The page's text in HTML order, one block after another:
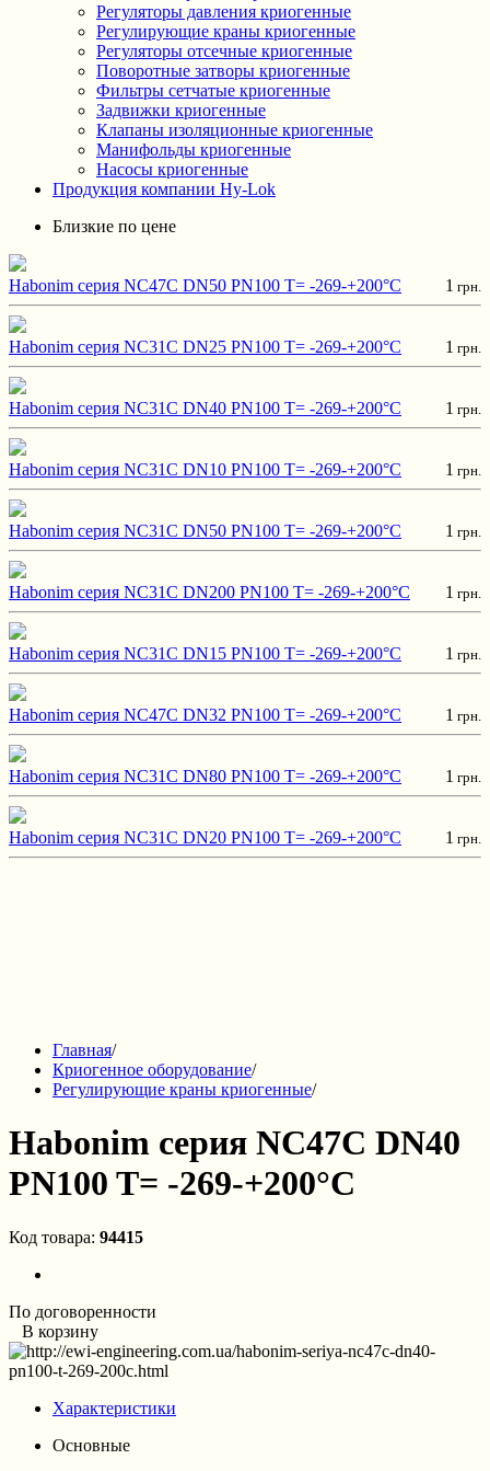
Регуляторы давления криогенные
Регулирующие краны криогенные
Регуляторы отсечные криогенные
Поворотные затворы криогенные
Фильтры сетчатые криогенные
Задвижки криогенные
Клапаны изоляционные криогенные
Манифольды криогенные
Насосы криогенные
Продукция компании Hy-Lok
Близкие по цене
Habonim серия NC47C DN50 PN100 T= -269-+200°C 1 грн.
Habonim серия NC31C DN25 PN100 T= -269-+200°C 1 грн.
Habonim серия NC31C DN40 PN100 T= -269-+200°C 1 грн.
Habonim серия NC31C DN10 PN100 T= -269-+200°C 1 грн.
Habonim серия NC31C DN50 PN100 T= -269-+200°C 1 грн.
Habonim серия NC31C DN200 PN100 T= -269-+200°C 1 грн.
Habonim серия NC31C DN15 PN100 T= -269-+200°C 1 грн.
Habonim серия NC47C DN32 PN100 T= -269-+200°C 1 грн.
Habonim серия NC31C DN80 PN100 T= -269-+200°C 1 грн.
Habonim серия NC31C DN20 PN100 T= -269-+200°C 1 грн.
Главная/
Криогенное оборудование/
Регулирующие краны криогенные/
Habonim серия NC47C DN40
PN100 T= -269-+200°C
Код товара: 94415
По договоренности
В корзину
Характеристики
Основные